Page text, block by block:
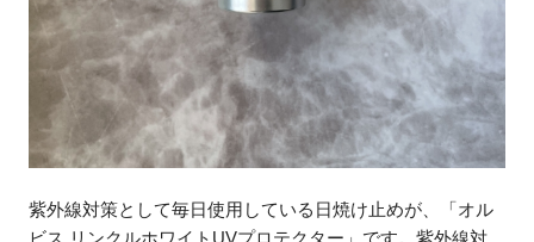
紫外線対策として毎日使用している日焼け止めが、「オル